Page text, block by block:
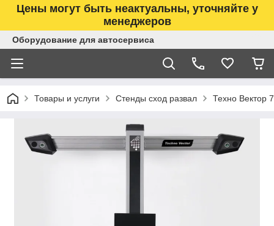
Цены могут быть неактуальны, уточняйте у
менеджеров
Оборудование для автосервиса
Товары и услуги Стенды сход развал Техно